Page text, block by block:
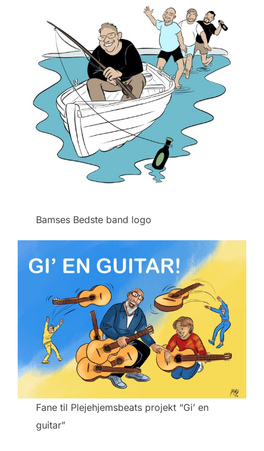
Bamses Bedste band logo
Fane til Plejehjemsbeats projekt “Gi’ en
guitar”